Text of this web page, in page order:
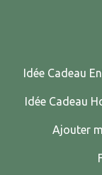
Idée Cadeau
Idée Cadeau
Ajouter